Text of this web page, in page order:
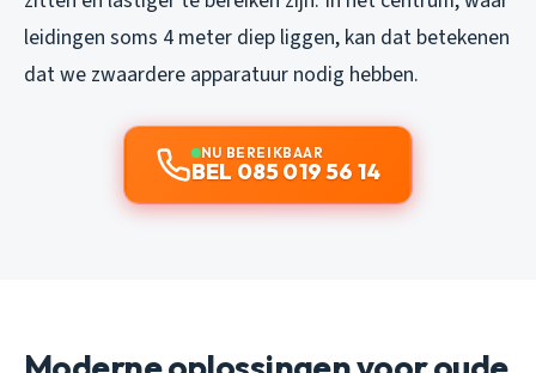
leidingen soms 4 meter diep liggen, kan dat betekenen
dat we zwaardere apparatuur nodig hebben.
NU BEREIKBAAR
BEL 085 019 56 14